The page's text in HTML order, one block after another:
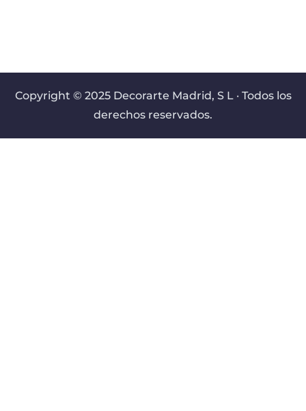
Copyright © 2025 Decorarte Madrid, S L · Todos los
derechos reservados.